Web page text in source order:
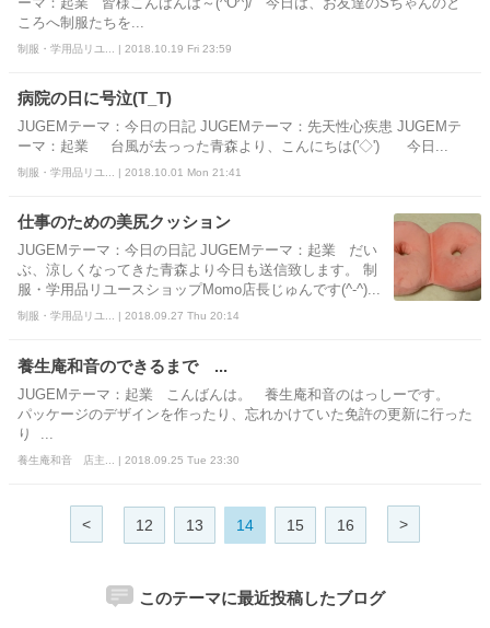
ころへ制服たちを...
制服・学用品リユ... | 2018.10.19 Fri 23:59
病院の日に号泣(T_T)
JUGEMテーマ：今日の日記 JUGEMテーマ：先天性心疾患 JUGEMテ
ーマ：起業 台風が去っった青森より、こんにちは('◇')ゞ 今日...
制服・学用品リユ... | 2018.10.01 Mon 21:41
仕事のための美尻クッション
JUGEMテーマ：今日の日記 JUGEMテーマ：起業 だい
ぶ、涼しくなってきた青森より今日も送信致します。 制
服・学用品リユースショップMomo店長じゅんです(^-^)...
制服・学用品リユ... | 2018.09.27 Thu 20:14
養生庵和音のできるまで ...
JUGEMテーマ：起業 こんばんは。 養生庵和音のはっしーです。
パッケージのデザインを作ったり、忘れかけていた免許の更新に行った
り ...
養生庵和音 店主... | 2018.09.25 Tue 23:30
< 12 13 14 15 16 >
このテーマに最近投稿したブログ